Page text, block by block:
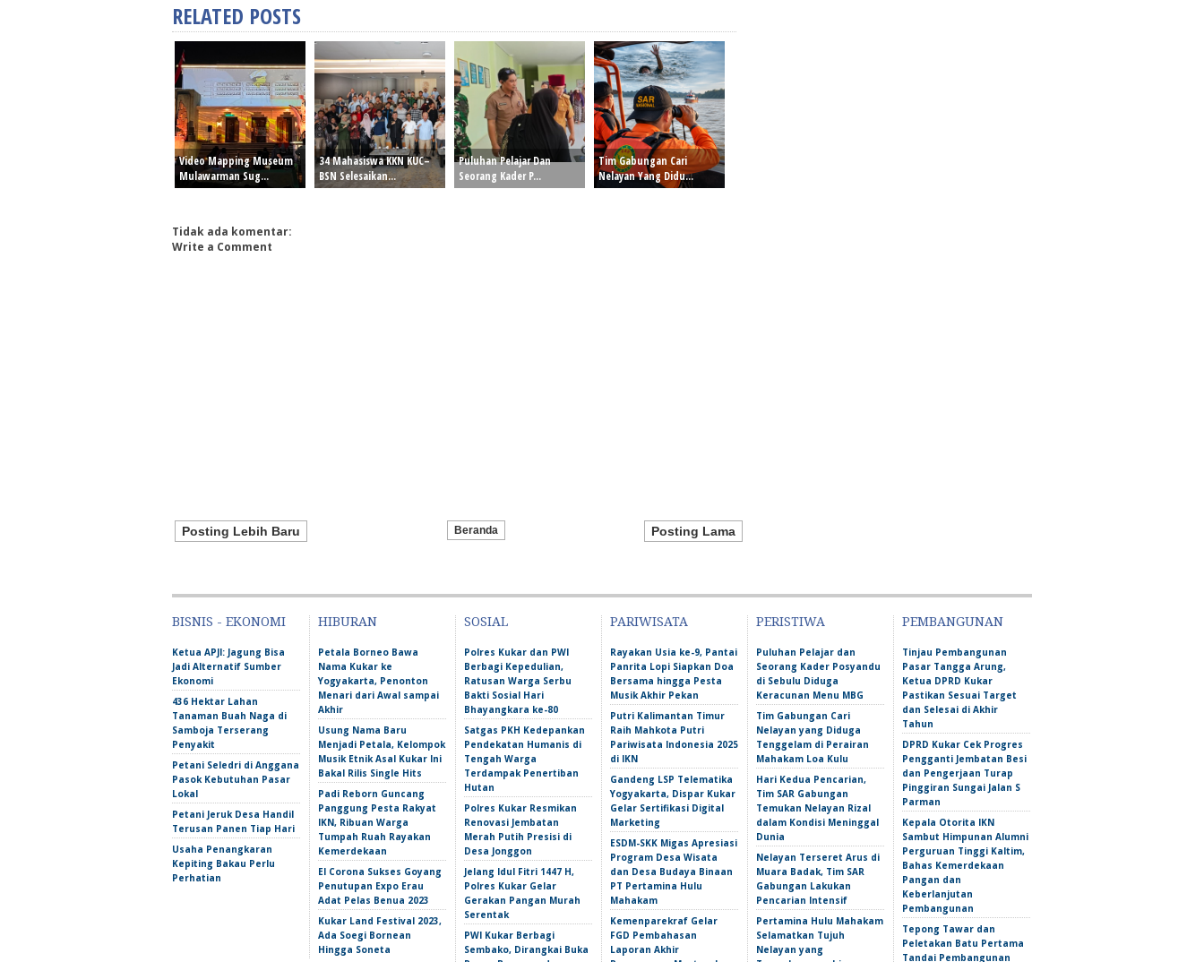
RELATED POSTS
Video Mapping Museum
Mulawarman Sug...
34 Mahasiswa KKN KUC–
BSN Selesaikan...
Puluhan Pelajar Dan
Seorang Kader P...
Tim Gabungan Cari
Nelayan Yang Didu...
Tidak ada komentar:
Write a Comment
Posting Lebih Baru Posting Lama
Beranda
BISNIS - EKONOMI
Ketua APJI: Jagung Bisa
Jadi Alternatif Sumber
Ekonomi
436 Hektar Lahan
Tanaman Buah Naga di
Samboja Terserang
Penyakit
Petani Seledri di Anggana
Pasok Kebutuhan Pasar
Lokal
Petani Jeruk Desa Handil
Terusan Panen Tiap Hari
Usaha Penangkaran
Kepiting Bakau Perlu
Perhatian
HIBURAN
Petala Borneo Bawa
Nama Kukar ke
Yogyakarta, Penonton
Menari dari Awal sampai
Akhir
Usung Nama Baru
Menjadi Petala, Kelompok
Musik Etnik Asal Kukar Ini
Bakal Rilis Single Hits
Padi Reborn Guncang
Panggung Pesta Rakyat
IKN, Ribuan Warga
Tumpah Ruah Rayakan
Kemerdekaan
El Corona Sukses Goyang
Penutupan Expo Erau
Adat Pelas Benua 2023
Kukar Land Festival 2023,
Ada Soegi Bornean
Hingga Soneta
SOSIAL
Polres Kukar dan PWI
Berbagi Kepedulian,
Ratusan Warga Serbu
Bakti Sosial Hari
Bhayangkara ke-80
Satgas PKH Kedepankan
Pendekatan Humanis di
Tengah Warga
Terdampak Penertiban
Hutan
Polres Kukar Resmikan
Renovasi Jembatan
Merah Putih Presisi di
Desa Jonggon
Jelang Idul Fitri 1447 H,
Polres Kukar Gelar
Gerakan Pangan Murah
Serentak
PWI Kukar Berbagi
Sembako, Dirangkai Buka
PARIWISATA
Rayakan Usia ke-9, Pantai
Panrita Lopi Siapkan Doa
Bersama hingga Pesta
Musik Akhir Pekan
Putri Kalimantan Timur
Raih Mahkota Putri
Pariwisata Indonesia 2025
di IKN
Gandeng LSP Telematika
Yogyakarta, Dispar Kukar
Gelar Sertifikasi Digital
Marketing
ESDM-SKK Migas Apresiasi
Program Desa Wisata
dan Desa Budaya Binaan
PT Pertamina Hulu
Mahakam
Kemenparekraf Gelar
FGD Pembahasan
Laporan Akhir
PERISTIWA
Puluhan Pelajar dan
Seorang Kader Posyandu
di Sebulu Diduga
Keracunan Menu MBG
Tim Gabungan Cari
Nelayan yang Diduga
Tenggelam di Perairan
Mahakam Loa Kulu
Hari Kedua Pencarian,
Tim SAR Gabungan
Temukan Nelayan Rizal
dalam Kondisi Meninggal
Dunia
Nelayan Terseret Arus di
Muara Badak, Tim SAR
Gabungan Lakukan
Pencarian Intensif
Pertamina Hulu Mahakam
Selamatkan Tujuh
Nelayan yang
PEMBANGUNAN
Tinjau Pembangunan
Pasar Tangga Arung,
Ketua DPRD Kukar
Pastikan Sesuai Target
dan Selesai di Akhir
Tahun
DPRD Kukar Cek Progres
Pengganti Jembatan Besi
dan Pengerjaan Turap
Pinggiran Sungai Jalan S
Parman
Kepala Otorita IKN
Sambut Himpunan Alumni
Perguruan Tinggi Kaltim,
Bahas Kemerdekaan
Pangan dan
Keberlanjutan
Pembangunan
Tepong Tawar dan
Peletakan Batu Pertama
Tandai Pembangunan